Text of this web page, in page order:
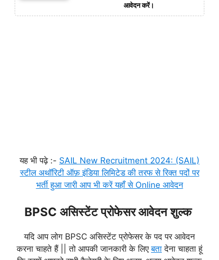
आवेदन करें।
यह भी पढ़े :- SAIL New Recruitment 2024: (SAIL)
स्टील अथॉरिटी ऑफ़ इंडिया लिमिटेड की तरफ से रिक्त पदों पर
भर्ती हुआ जारी आप भी करें यहाँ से Online आवेदन
BPSC असिस्टेंट प्रोफेसर आवेदन शुल्क
यदि आप लोग BPSC असिस्टेंट प्रोफेसर के पद पर आवेदन
करना चाहते हैं || तो आपकी जानकारी के लिएबता देना चाहता हूं